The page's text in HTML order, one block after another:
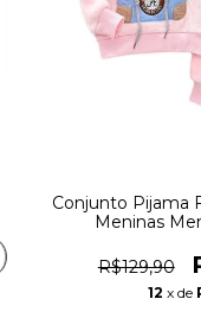
Conjunto Pijama
Meninas
R$129,90
12 x de